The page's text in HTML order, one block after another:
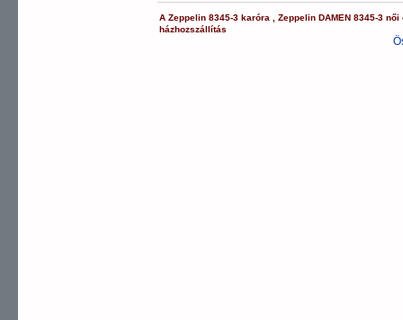
AZeppelin 8345-3 karóra ,Zeppelin DAMEN 8345-3 női
házhozszállítás